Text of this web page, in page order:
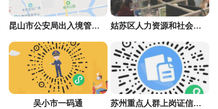
昆山市公安局出入境管理大队 姑苏区人力资源和社会保障局
吴小市一码通 苏州重点人群上岗证信息采集小程序